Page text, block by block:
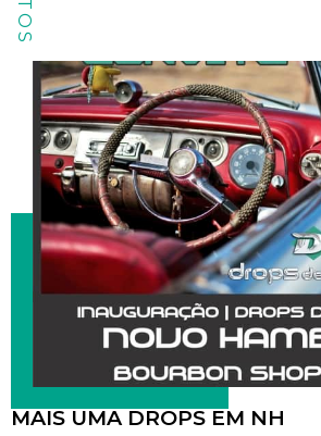
MAIS UMA DROPS EM NH